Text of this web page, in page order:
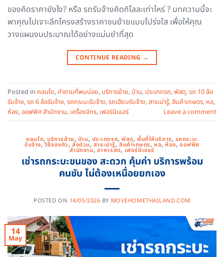
ของคิดราคายังไง? หรือ รถรับจ้างคิดกิโลละเท่าไหร่ ? บทความนี้จะ
พาคุณไปเจาะลึกโครงสร้างราคาขนย้ายแบบโปร่งใส เพื่อให้คุณ
วางแผนงบประมาณได้อย่างแม่นยำที่สุด
CONTINUE READING →
Posted in คอนโด, คำถามที่พบบ่อย, บริการย้าย, บ้าน, ประเภทรถ,พัสดุ,รถ 10 ล้อ
รับจ้าง,รถ 6 ล้อรับจ้าง,รถกระบะรับจ้าง,รถเฮียบรับจ้าง,สาระน่ารู้,สินค้าเกษตร, หอ,
ห้อง,ออฟฟิศ สำนักงาน, เครื่องจักร, เฟอร์นิเจอร์ Leave a comment
คอนโด,บริการย้าย, บ้าน, ประเภทรถ,พัสดุ,พื้นที่ให้บริการ, รถกระบะ
รับจ้าง,วิธีจองคิว, ส่งด่วน, สาระน่ารู้,สินค้าเกษตร, หอ, ห้อง,ออฟฟิศ
สำนักงาน, อาหารสด, เฟอร์นิเจอร์
เช่ารถกระบะขนของ สะดวก คุ้มค่า บริการพร้อม
คนขับ ไม่ต้องเหนื่อยยกเอง
POSTED ON 14/05/2026 BY MOVEHOMETHAILAND.COM
14
May